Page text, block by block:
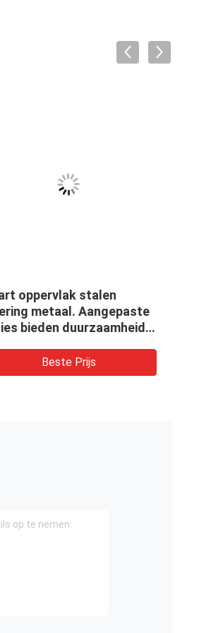
Gelegeerd staal Metaal
Materiaal Type Gelegeerd
staal Warmtebehandeld door
Smeltpuntbereik 1425 tot
1540 graden Celsius
Beste Prijs